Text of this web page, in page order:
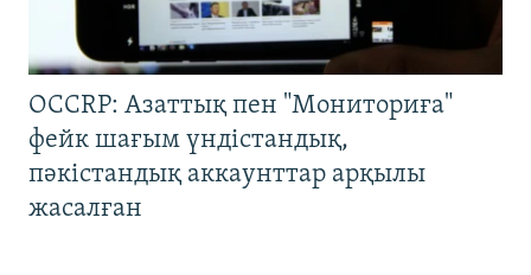
OCCRP: Азаттық пен "Мониториға"
фейк шағым үндістандық,
пәкістандық аккаунттар арқылы
жасалған